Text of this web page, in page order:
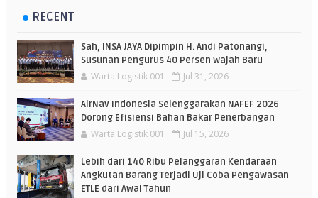
RECENT
Sah, INSA JAYA Dipimpin H. Andi Patonangi,
Susunan Pengurus 40 Persen Wajah Baru
Warta Logistik 001 Jul 31, 2026
AirNav Indonesia Selenggarakan NAFEF 2026
Dorong Efisiensi Bahan Bakar Penerbangan
Warta Logistik 001 Jul 15, 2026
Lebih dari 140 Ribu Pelanggaran Kendaraan
Angkutan Barang Terjadi Uji Coba Pengawasan
ETLE dari Awal Tahun